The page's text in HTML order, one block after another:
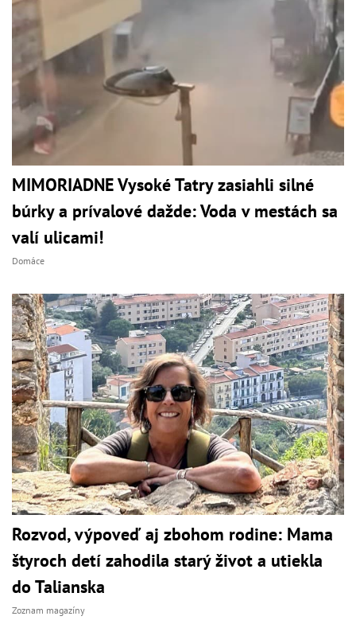
MIMORIADNE Vysoké Tatry zasiahli silné
búrky a prívalové dažde: Voda v mestách sa
valí ulicami!
Domáce
Rozvod, výpoveď aj zbohom rodine: Mama
štyroch detí zahodila starý život a utiekla
do Talianska
Zoznam magazíny